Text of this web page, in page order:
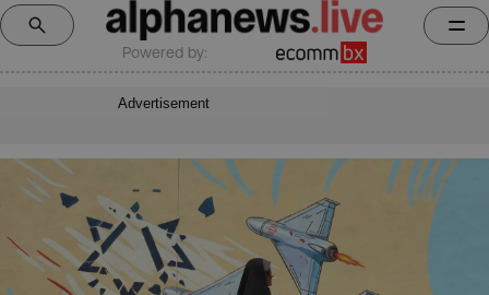
Powered by:
Advertisement